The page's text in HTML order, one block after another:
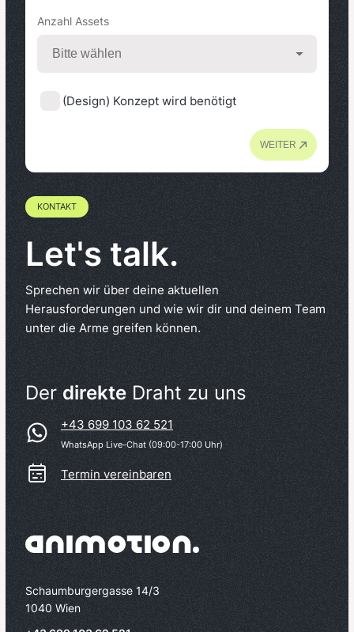
Anzahl Assets
(Design) Konzept wird benötigt
WEITER
KONTAKT
Let's talk.
Sprechen wir über deine aktuellen
Herausforderungen und wie wir dir und deinem Team
unter die Arme greifen können.
Der direkte Draht zu uns
+43 699 103 62 521
WhatsApp Live-Chat (09:00-17:00 Uhr)
Termin vereinbaren
Schaumburgergasse 14/3
1040 Wien